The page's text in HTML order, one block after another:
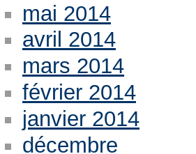
mai 2014
avril 2014
mars 2014
février 2014
janvier 2014
décembre